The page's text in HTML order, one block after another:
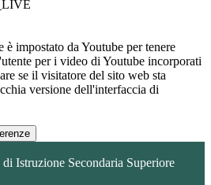
è impostato da Youtube per tenere
per i video di Youtube incorporati
se il visitatore del sito web sta
versione dell'interfaccia di
Istruzione Secondaria Superiore